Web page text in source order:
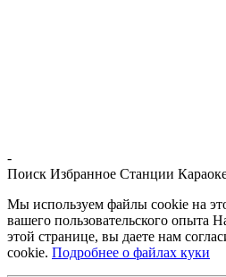
-
Поиск Избранное Станции
Мы используем файлы cookie на
вашего пользовательского опыта
этой странице, вы даете нам
cookie. Подробнее о файлах куки